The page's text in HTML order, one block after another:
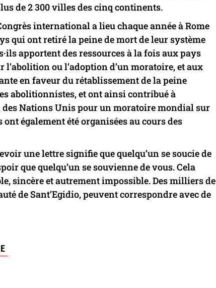
de 2 300 villes des cinq continents.
international a lieu chaque année à Rome
qui ont retiré la peine de mort de leur système
apportent des ressources à la fois aux pays
l’abolition ou l’adoption d’un moratoire, et aux
en faveur du rétablissement de la peine
abolitionnistes, et ont ainsi contribué à
Nations Unis pour un moratoire mondial sur
également été organisées au cours des
une lettre signifie que quelqu’un se soucie de
que quelqu’un se souvienne de vous. Cela
sincère et autrement impossible. Des milliers de
de Sant’Egidio, peuvent correspondre avec de